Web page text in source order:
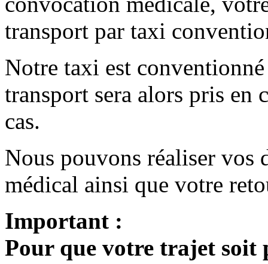
transport par taxi
Notre taxi est
transport sera alors pris en
cas.
Nous pouvons réaliser vos
médical ainsi que votre
Important :
Pour que votre trajet soit